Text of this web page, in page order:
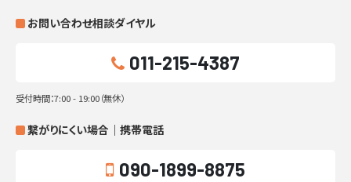
お問い合わせ相談ダイヤル
011-215-4387
受付時間：7:00 - 19:00（無休）
繋がりにくい場合｜携帯電話
090-1899-8875